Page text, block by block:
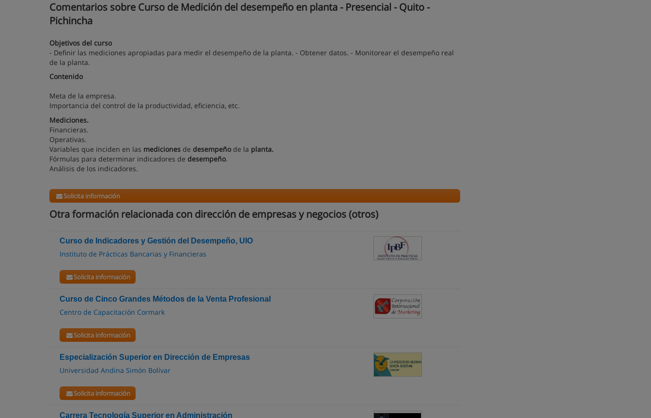
Comentarios sobre Curso de Medición del desempeño en planta - Presencial - Quito -
Pichincha
Objetivos del curso
- Definir las mediciones apropiadas para medir el desempeño de la planta. - Obtener datos. - Monitorear el desempeño real
de la planta.
Contenido
Meta de la empresa.
Importancia del control de la productividad, eficiencia, etc.
Mediciones.
Financieras.
Operativas.
Variables que inciden en las mediciones de desempeño de la planta.
Fórmulas para determinar indicadores de desempeño.
Análisis de los indicadores.
Solicita información
Otra formación relacionada con dirección de empresas y negocios (otros)
Curso de Indicadores y Gestión del Desempeño, UIO
Instituto de Prácticas Bancarias y Financieras
Solicita información
Curso de Cinco Grandes Métodos de la Venta Profesional
Centro de Capacitación Cormark
Solicita información
Especialización Superior en Dirección de Empresas
Universidad Andina Simón Bolívar
Solicita información
Carrera Tecnología Superior en Administración